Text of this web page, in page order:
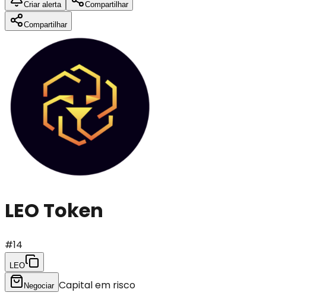
Criar alerta Compartilhar
Compartilhar
LEO Token
#14
LEO
Negociar Capital em risco